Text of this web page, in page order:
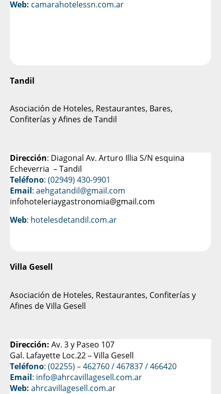
Web: camarahotelessn.com.ar
Tandil
Asociación de Hoteles, Restaurantes, Bares,
Confiterías y Afines de Tandil
Dirección: Diagonal Av. Arturo Illia S/N esquina
Echeverria – Tandil
Teléfono: (02949) 430-9901
Email: aehgatandil@gmail.com
infohoteleriaygastronomia@gmail.com
Web: hotelesdetandil.com.ar
Villa Gesell
Asociación de Hoteles, Restaurantes, Confiterías y
Afines de Villa Gesell
Dirección: Av. 3 y Paseo 107
Gal. Lafayette Loc.22 – Villa Gesell
Teléfono: (02255) – 462760 / 467837 / 466420
Email: info@ahrcavillagesell.com.ar
Web: ahrcavillagesell.com.ar